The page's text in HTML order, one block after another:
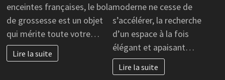
enceintes françaises, le bola
de grossesse est un objet
qui mérite toute votre…
Lire la suite
moderne ne cesse de
s’accélérer, la recherche
d’un espace à la fois
élégant et apaisant…
Lire la suite